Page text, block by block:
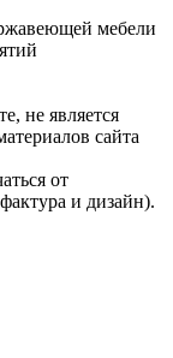
мебели
не является
сайта
от
и дизайн).